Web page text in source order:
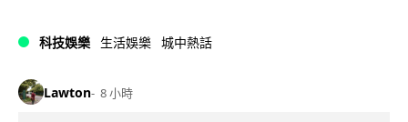
科技娛樂 生活娛樂 城中熱話
Lawton 8 小時